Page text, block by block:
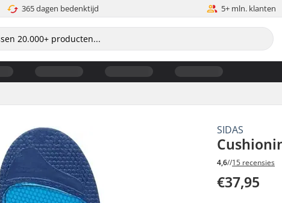
365 dagen bedenktijd 5+ mln. klanten
SIDAS
4,6//15 recensies
€37,95